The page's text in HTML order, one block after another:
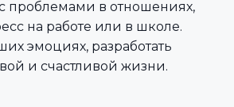
проблемами в отношениях,
на работе или в школе.
эмоциях, разработать
и счастливой жизни.